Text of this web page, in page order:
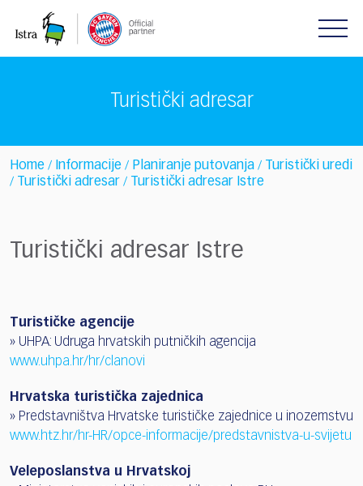
note:
Turistički adresar
Home / Informacije / Planiranje putovanja / Turistički uredi
/ Turistički adresar / Turistički adresar Istre
Turistički adresar Istre
Turističke agencije
» UHPA: Udruga hrvatskih putničkih agencija
www.uhpa.hr/hr/clanovi
Hrvatska turistička zajednica
» Predstavništva Hrvatske turističke zajednice u inozemstvu
www.htz.hr/hr-HR/opce-informacije/predstavnistva-u-svijetu
Veleposlanstva u Hrvatskoj